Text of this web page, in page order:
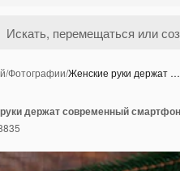
/Фотографии/Женские руки держат …